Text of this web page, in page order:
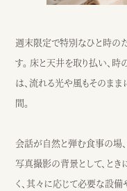
週末限定で特別なひと時の
す。 床と天井を取り払い、
は、流れる光や風もそのま
間。
会話が自然と弾む食事の場
写真撮影の背景として、とき
く、其々に応じて必要な設備